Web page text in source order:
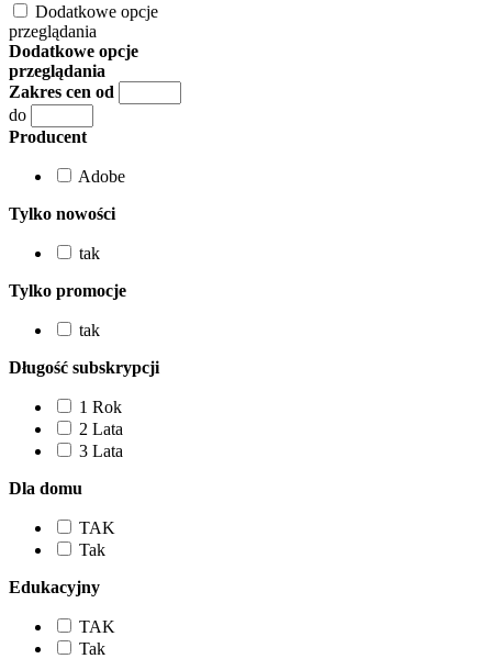
Dodatkowe opcje
przeglądania
Dodatkowe opcje
przeglądania
Zakres cen od
do
Producent
Adobe
Tylko nowości
tak
Tylko promocje
tak
Długość subskrypcji
1 Rok
2 Lata
3 Lata
Dla domu
TAK
Tak
Edukacyjny
TAK
Tak